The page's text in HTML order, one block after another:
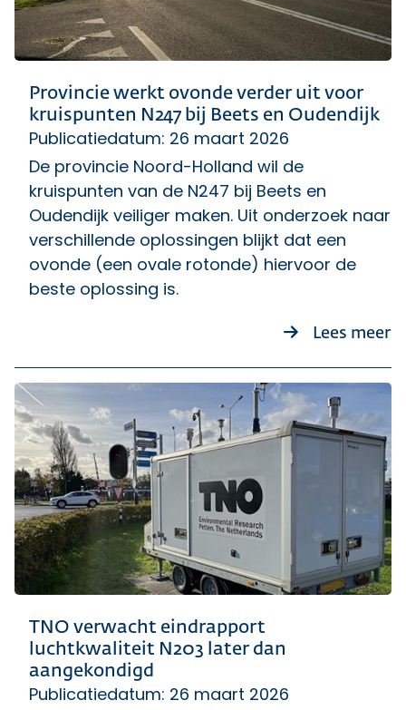
Provincie werkt ovonde verder uit voor
kruispunten N247 bij Beets en Oudendijk
Publicatiedatum: 26 maart 2026
De provincie Noord-Holland wil de
kruispunten van de N247 bij Beets en
Oudendijk veiliger maken. Uit onderzoek naar
verschillende oplossingen blijkt dat een
ovonde (een ovale rotonde) hiervoor de
beste oplossing is.
Lees meer
TNO verwacht eindrapport
luchtkwaliteit N203 later dan
aangekondigd
Publicatiedatum: 26 maart 2026